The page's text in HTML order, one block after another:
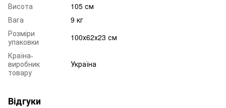
Висота
105 см
Вага
9 кг
Розміри
упаковки
100х62х23 см
Країна-
виробник
товару
Україна
Відгуки